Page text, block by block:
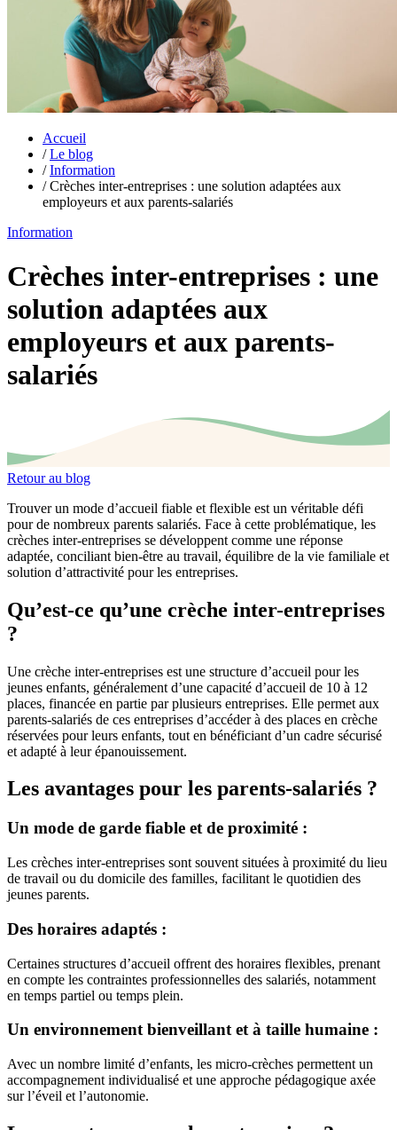
Accueil
/ Le blog
/ Information
/ Crèches inter-entreprises : une solution adaptées aux
employeurs et aux parents-salariés
Information
Crèches inter-entreprises : une
solution adaptées aux
employeurs et aux parents-
salariés
Retour au blog
Trouver un mode d’accueil fiable et flexible est un véritable défi
pour de nombreux parents salariés. Face à cette problématique, les
crèches inter-entreprises se développent comme une réponse
adaptée, conciliant bien-être au travail, équilibre de la vie familiale et
solution d’attractivité pour les entreprises.
Qu’est-ce qu’une crèche inter-entreprises
?
Une crèche inter-entreprises est une structure d’accueil pour les
jeunes enfants, généralement d’une capacité d’accueil de 10 à 12
places, financée en partie par plusieurs entreprises. Elle permet aux
parents-salariés de ces entreprises d’accéder à des places en crèche
réservées pour leurs enfants, tout en bénéficiant d’un cadre sécurisé
et adapté à leur épanouissement.
Les avantages pour les parents-salariés ?
Un mode de garde fiable et de proximité :
Les crèches inter-entreprises sont souvent situées à proximité du lieu
de travail ou du domicile des familles, facilitant le quotidien des
jeunes parents.
Des horaires adaptés :
Certaines structures d’accueil offrent des horaires flexibles, prenant
en compte les contraintes professionnelles des salariés, notamment
en temps partiel ou temps plein.
Un environnement bienveillant et à taille humaine :
Avec un nombre limité d’enfants, les micro-crèches permettent un
accompagnement individualisé et une approche pédagogique axée
sur l’éveil et l’autonomie.